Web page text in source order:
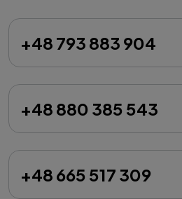
+48 793 883 904
+48 880 385 543
+48 665 517 309